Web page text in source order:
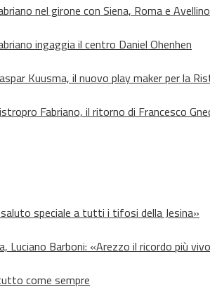
nel girone con Siena, Roma e Avellino
ingaggia il centro Daniel Ohenhen
Kuusma, il nuovo play maker per la
Fabriano, il ritorno di Francesco
speciale a tutti i tifosi della Jesina»
Luciano Barboni: «Arezzo il ricordo più
come sempre